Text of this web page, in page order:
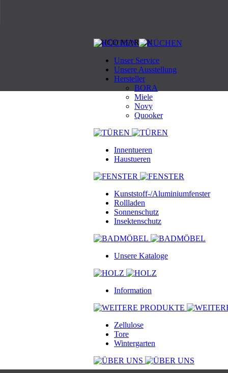
RICO MARTIN
Unser Service
Unsere Ausstellung
Hersteller
BORA
Miele
Novy
Quooker
Innentueren
Haustueren
Kunststoff-/Aluminiumfenster
Rollladen
Sonnenschutz
Insektenschutz
Unsere Kataloge
Information
Zellulose
Tore
Wintergarten